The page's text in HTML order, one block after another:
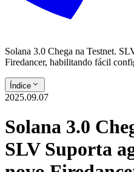
Solana 3.0 Chega na Testnet.
Firedancer, habilitando fácil
Índice
2025.09.07
Solana 3.0
SLV Suporta